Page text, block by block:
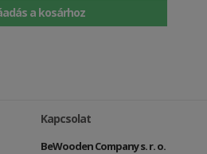
a kosárhoz
Kapcsolat
BeWooden Company s. r. o.